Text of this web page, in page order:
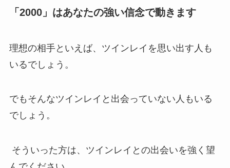
「2000」はあなたの強い信念で動きます
理想の相手といえば、ツインレイを思い出す人も
いるでしょう。
でもそんなツインレイと出会っていない人もいる
でしょう。
そういった方は、ツインレイとの出会いを強く望